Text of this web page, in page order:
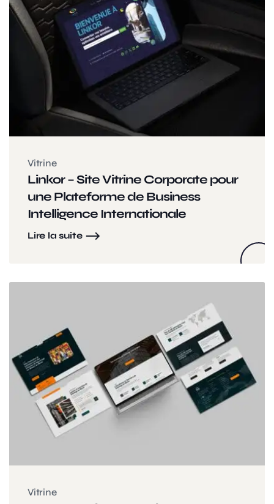
Vitrine
Linkor – Site Vitrine Corporate pour
une Plateforme de Business
Intelligence Internationale
Lire la suite
Vitrine